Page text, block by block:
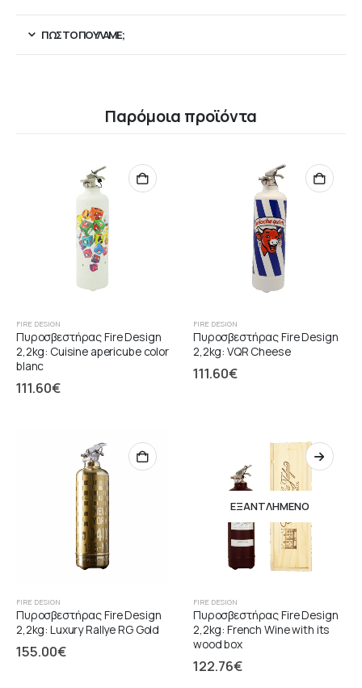
ΠΏΣ ΤΟ ΠΟΥΛΆΜΕ;
Παρόμοια προϊόντα
FIRE DESIGN
Πυροσβεστήρας Fire Design
2,2kg: Cuisine apericube color
blanc
111.60€
FIRE DESIGN
Πυροσβεστήρας Fire Design
2,2kg: VQR Cheese
111.60€
FIRE DESIGN
Πυροσβεστήρας Fire Design
2,2kg: Luxury Rallye RG Gold
155.00€
ΕΞΑΝΤΛΗΜΈΝΟ
FIRE DESIGN
Πυροσβεστήρας Fire Design
2,2kg: French Wine with its
wood box
122.76€